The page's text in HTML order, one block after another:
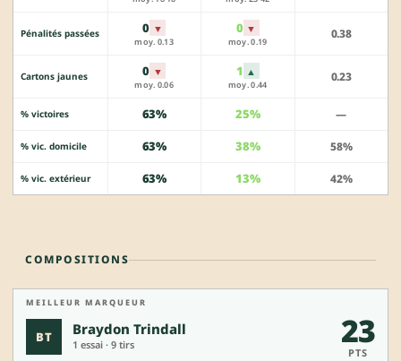
Pénalités passées 0 ▼
moy. 0.13
0 ▼
moy. 0.19
0.38
Cartons jaunes 0 ▼
moy. 0.06
1 ▲
moy. 0.44
0.23
% victoires 63% 25% —
% vic. domicile 63% 38% 58%
% vic. extérieur 63% 13% 42%
COMPOSITIONS
MEILLEUR MARQUEUR
BT Braydon Trindall
1 essai · 9 tirs 23
PTS